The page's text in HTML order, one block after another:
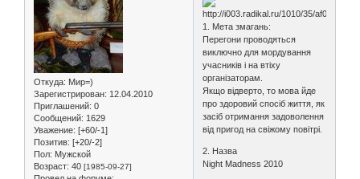
Откуда: Мир=)
Зарегистрирован: 12.04.2010
Приглашений: 0
Сообщений: 1629
Уважение: [+60/-1]
Позитив: [+20/-2]
Пол: Мужской
Возраст: 40 [1985-09-27]
1. Мета змагань:
Перегони проводяться
виключно для мордування
учасників і на втіху
організаторам.
Якщо відверто, то мова йде
про здоровий спосіб життя, як
засіб отримання задоволення
від пригод на свіжому повітрі.
2. Назва
Night Madness 2010